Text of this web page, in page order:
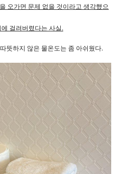
오가면 문제 없을 것이라고 생각했으
걸려버렸다는 사실.
뜻하지 않은 물온도는 좀 아쉬웠다.